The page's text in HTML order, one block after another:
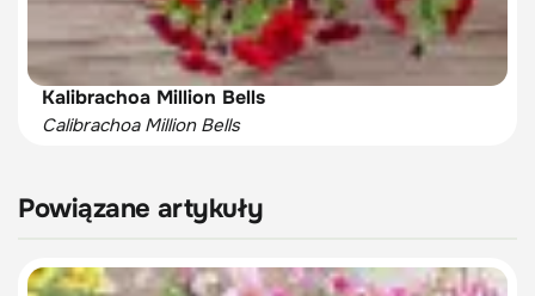
Kalibrachoa Million Bells
Calibrachoa Million Bells
Powiązane artykuły